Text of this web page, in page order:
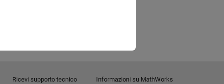
Ricevi supporto tecnico Informazioni su MathWorks